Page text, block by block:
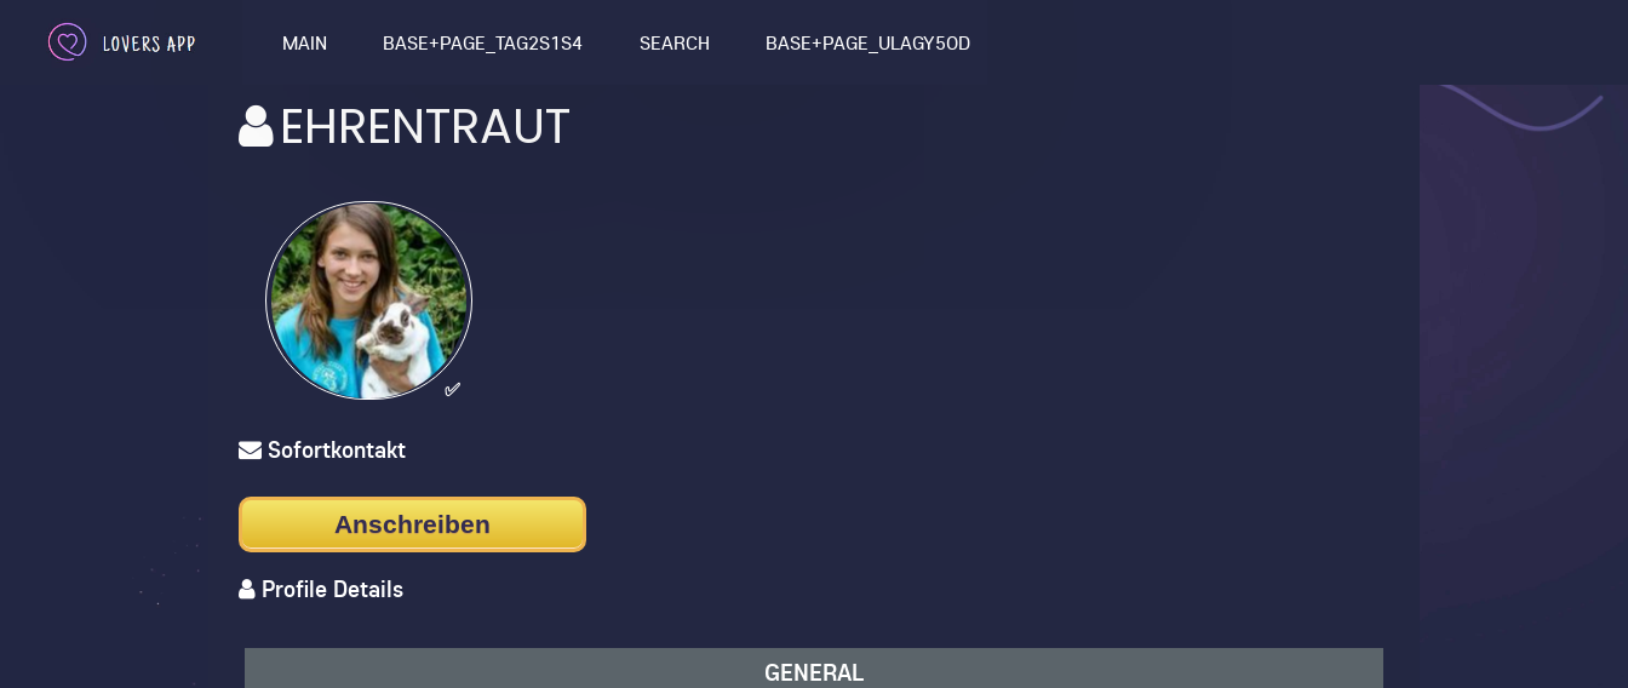
MAIN BASE+PAGE_TAG2S1S4 SEARCH BASE+PAGE_ULAGY5OD
EHRENTRAUT
✅
Sofortkontakt
Anschreiben
Profile Details
GENERAL